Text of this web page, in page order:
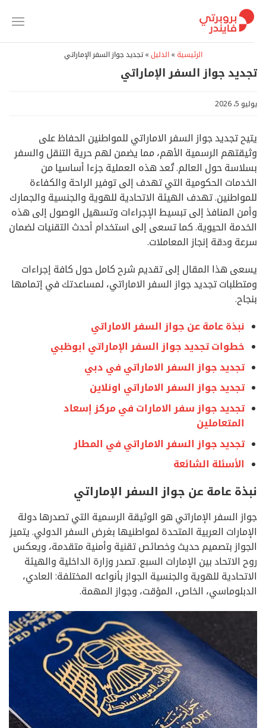
الرئيسية»الدليل»تجديد جواز السفر الإماراتي
تجديد جواز السفر الإماراتي
يوليو 5، 2026
يتيح تجديد جواز السفر الاماراتي للمواطنين الحفاظ على
وثيقتهم الرسمية الأهم، مما يضمن لهم حرية التنقل والسفر
بسلاسة حول العالم. تُعد هذه العملية جزءا أساسيا من
الخدمات الحكومية التي تهدف إلى توفير الراحة والكفاءة
للمواطنين. تهدف الهيئة الاتحادية للهوية والجنسية والجمارك
وأمن المنافذ إلى تبسيط الإجراءات وتسهيل الوصول إلى هذه
الخدمة الحيوية. كما تسعى إلى استخدام أحدث التقنيات لضمان
سرعة ودقة إنجاز المعاملات.
يسعى هذا المقال إلى تقديم شرح كامل حول كافة إجراءات
ومتطلبات تجديد جواز السفر الاماراتي، لمساعدتك في إتمامها
بنجاح.
نبذة عامة عن جواز السفر الاماراتي
خطوات تجديد جواز السفر الإماراتي ابوظبي
تجديد جواز السفر الاماراتي في دبي
تجديد جواز السفر الاماراتي اونلاين
تجديد جواز سفر الامارات في مركز إسعاد
المتعاملين
تجديد جواز السفر الاماراتي في المطار
الأسئلة الشائعة
نبذة عامة عن جواز السفر الإماراتي
جواز السفر الإماراتي هو الوثيقة الرسمية التي تصدرها دولة
الإمارات العربية المتحدة لمواطنيها بغرض السفر الدولي. يتميز
الجواز بتصميم حديث وخصائص تقنية وأمنية متقدمة، ويعكس
روح الاتحاد بين الإمارات السبع. تصدر وزارة الداخلية والهيئة
الاتحادية للهوية والجنسية الجواز بأنواعه المختلفة: العادي،
الدبلوماسي، الخاص، المؤقت، وجواز المهمة.